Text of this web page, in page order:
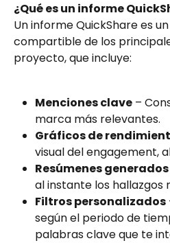
¿Qué es un informe
Un informe QuickShare es
compartible de los
proyecto, que incluye:
Menciones clave –
marca más relevantes.
Gráficos de
visual del engagement,
Resúmenes
al instante los hallazgos
Filtros personalizados
según el periodo de
palabras clave que te